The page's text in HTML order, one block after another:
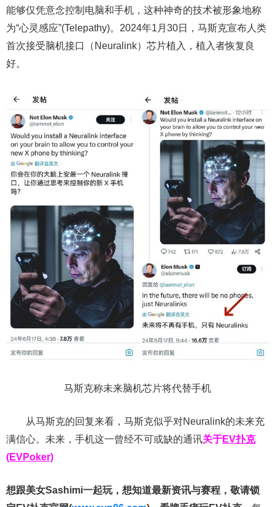
能够仅凭意念控制电脑和手机，这种神奇的技术被形象地称
为“心灵感应”(Telepathy)。2024年1月30日，马斯克宣布人类
首次接受脑机接口（Neuralink）芯片植入，植入者恢复良
好。
马斯克称未来脑机芯片将代替手机
从马斯克的回复来看，马斯克似乎对Neuralink的未来充
满信心。未来，手机这一曾经不可或缺的通讯关于EV扑克
(EVPoker)
想跟美女Sashimi一起玩， 想知道最新资讯与赛程， 敬请锁